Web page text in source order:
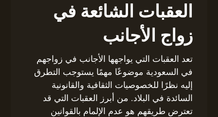
العقبات الشائعة في
زواج الأجانب
تعد العقبات التي يواجهها الأجانب في زواجهم
في السعودية موضوعًا مهمًا يستوجب التطرق
إليه نظرًا للخصوصيات الثقافية والقانونية
السائدة في البلاد. من أبرز العقبات التي قد
تعترض طريقهم هو عدم الإلمام بالقوانين